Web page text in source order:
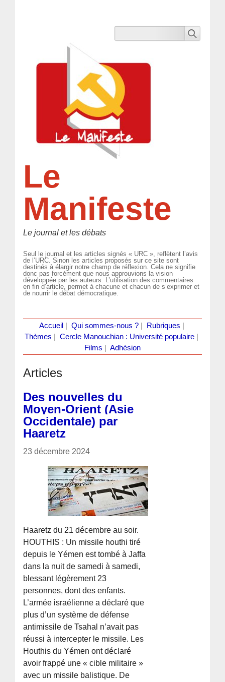
Le
Manifeste
Le journal et les débats
Seul le journal et les articles signés « URC », reflètent l’avis
de l’URC. Sinon les articles proposés sur ce site sont
destinés à élargir notre champ de réflexion. Cela ne signifie
donc pas forcément que nous approuvions la vision
développée par les auteurs. L’utilisation des commentaires
en fin d’article, permet à chacune et chacun de s’exprimer et
de nourrir le débat démocratique.
Accueil Qui sommes-nous ?| Rubriques
Thèmes
Cercle Manouchian : Université populaire
Films
Adhésion
Articles
Des nouvelles du
Moyen-Orient (Asie
Occidentale) par
Haaretz
23 décembre 2024
Haaretz du 21 décembre au soir.
HOUTHIS : Un missile houthi tiré
depuis le Yémen est tombé à Jaffa
dans la nuit de samedi à samedi,
blessant légèrement 23
personnes, dont des enfants.
L’armée israélienne a déclaré que
plus d’un système de défense
antimissile de Tsahal n’avait pas
réussi à intercepter le missile. Les
Houthis du Yémen ont déclaré
avoir frappé une « cible militaire »
avec un missile balistique. De